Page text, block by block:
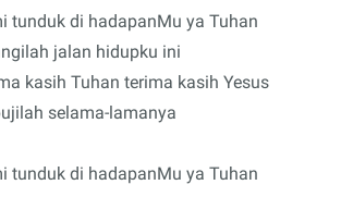
tunduk di hadapanMu ya Tuhan
jalan hidupku ini
kasih Tuhan terima kasih Yesus
selama-lamanya
tunduk di hadapanMu ya Tuhan